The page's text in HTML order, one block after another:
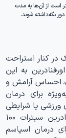
است از آن‌ها به مدت
نگه‌داشته شوند.
در کنار استراحت
به این
احساس آرامش و
برای درمان
ورزشی یا شرایطی
مانند سیاتیک موثر است. کپسول‌های اورفنادرین سیترات ۱۰۰
درمان اسپاسم‌